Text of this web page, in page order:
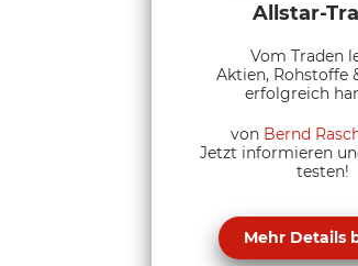
Allstar-
Vom Traden
Aktien, Rohstoffe
erfolgreich
von Bernd
Jetzt informieren
testen!
Mehr Details